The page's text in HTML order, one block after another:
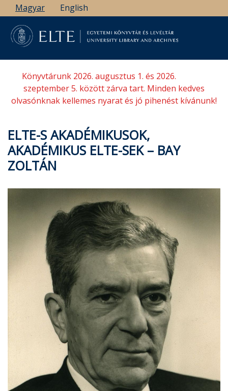
Ugrás
a
tartalomra
Magyar English
Könyvtárunk 2026. augusztus 1. és 2026.
szeptember 5. között zárva tart. Minden kedves
olvasónknak kellemes nyarat és jó pihenést kívánunk!
ELTE-S AKADÉMIKUSOK,
AKADÉMIKUS ELTE-SEK – BAY
ZOLTÁN